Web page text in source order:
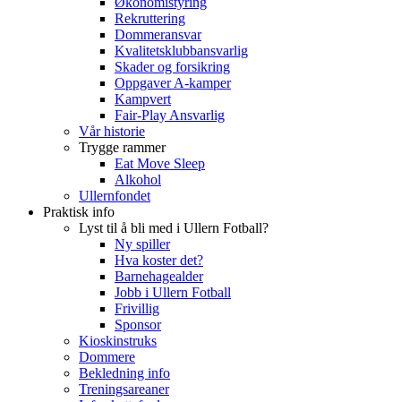
Rekruttering
Dommeransvar
Kvalitetsklubbansvarlig
Skader og forsikring
Oppgaver A-kamper
Kampvert
Fair-Play Ansvarlig
Vår historie
Trygge rammer
Eat Move Sleep
Alkohol
Ullernfondet
Praktisk info
Lyst til å bli med i Ullern Fotball?
Ny spiller
Hva koster det?
Barnehagealder
Jobb i Ullern Fotball
Frivillig
Sponsor
Kioskinstruks
Dommere
Bekledning info
Treningsareaner